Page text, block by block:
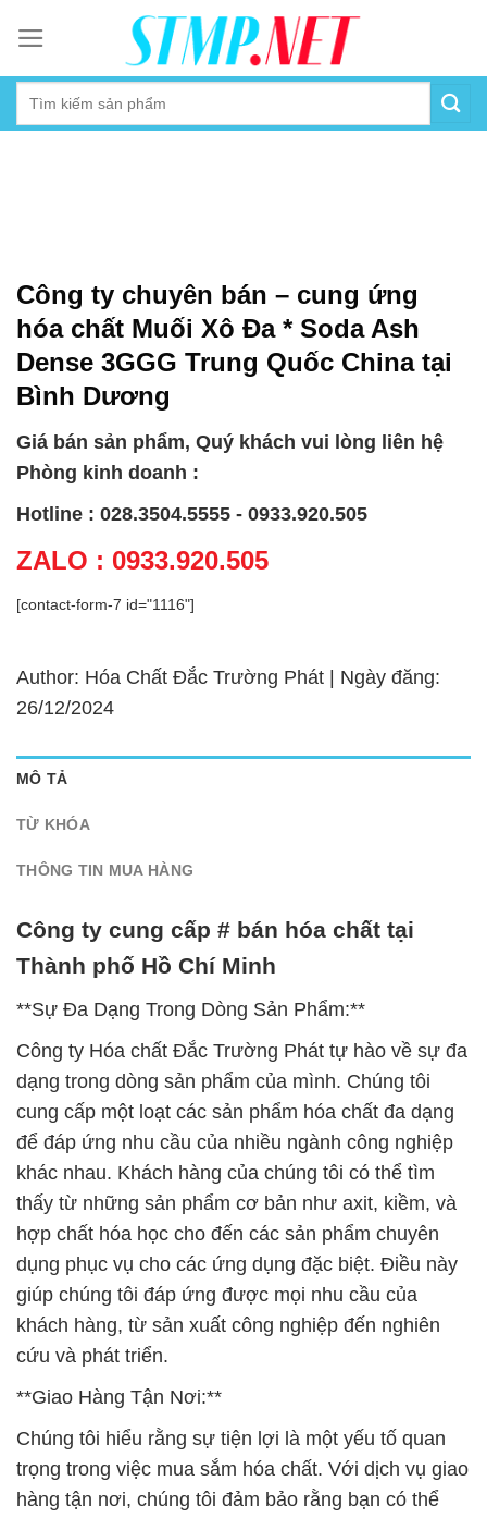
content
Công ty chuyên bán – cung ứng
hóa chất Muối Xô Đa * Soda Ash
Dense 3GGG Trung Quốc China tại
Bình Dương
Giá bán sản phẩm, Quý khách vui lòng liên hệ
Phòng kinh doanh :
Hotline : 028.3504.5555 - 0933.920.505
ZALO : 0933.920.505
[contact-form-7 id="1116"]
Author: Hóa Chất Đắc Trường Phát | Ngày đăng:
26/12/2024
MÔ TẢ
TỪ KHÓA
THÔNG TIN MUA HÀNG
Công ty cung cấp # bán hóa chất tại
Thành phố Hồ Chí Minh
**Sự Đa Dạng Trong Dòng Sản Phẩm:**
Công ty Hóa chất Đắc Trường Phát tự hào về sự đa
dạng trong dòng sản phẩm của mình. Chúng tôi
cung cấp một loạt các sản phẩm hóa chất đa dạng
để đáp ứng nhu cầu của nhiều ngành công nghiệp
khác nhau. Khách hàng của chúng tôi có thể tìm
thấy từ những sản phẩm cơ bản như axit, kiềm, và
hợp chất hóa học cho đến các sản phẩm chuyên
dụng phục vụ cho các ứng dụng đặc biệt. Điều này
giúp chúng tôi đáp ứng được mọi nhu cầu của
khách hàng, từ sản xuất công nghiệp đến nghiên
cứu và phát triển.
**Giao Hàng Tận Nơi:**
Chúng tôi hiểu rằng sự tiện lợi là một yếu tố quan
trọng trong việc mua sắm hóa chất. Với dịch vụ giao
hàng tận nơi, chúng tôi đảm bảo rằng bạn có thể